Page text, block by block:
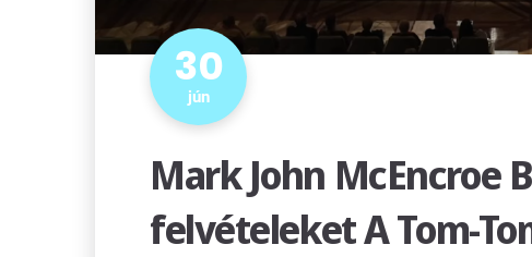
30
jún
Mark John McEncroe
felvételeket A Tom-